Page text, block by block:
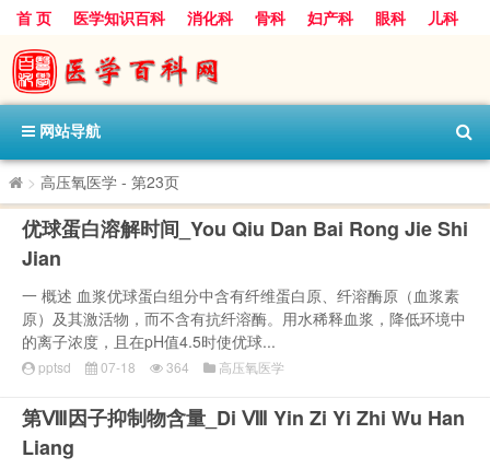
首 页 医学知识百科 消化科 骨科 妇产科 眼科
儿科
心血管病科
呼吸科 神经科
内分泌科
口腔科
网站导航
> 高压氧医学 - 第23页
优球蛋白溶解时间_You Qiu Dan Bai Rong Jie Shi
Jian
一 概述 血浆优球蛋白组分中含有纤维蛋白原、纤溶酶原（血浆素
原）及其激活物，而不含有抗纤溶酶。用水稀释血浆，降低环境中
的离子浓度，且在pH值4.5时使优球...
pptsd 07-18 364 高压氧医学
第Ⅷ因子抑制物含量_Di Ⅷ Yin Zi Yi Zhi Wu Han
Liang